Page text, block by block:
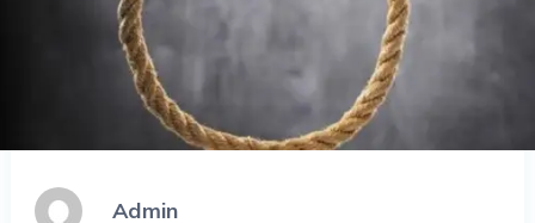
Admin